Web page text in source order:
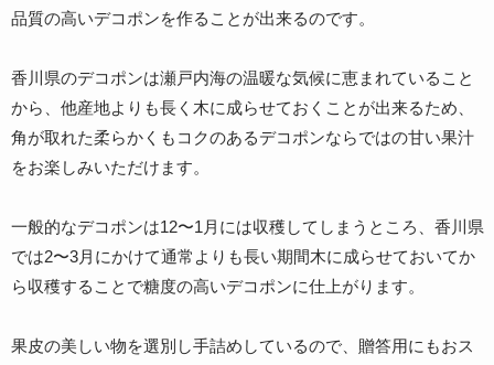
品質の高いデコポンを作ることが出来るのです。
香川県のデコポンは瀬戸内海の温暖な気候に恵まれていること
から、他産地よりも長く木に成らせておくことが出来るため、
角が取れた柔らかくもコクのあるデコポンならではの甘い果汁
をお楽しみいただけます。
一般的なデコポンは12〜1月には収穫してしまうところ、香川県
では2〜3月にかけて通常よりも長い期間木に成らせておいてか
ら収穫することで糖度の高いデコポンに仕上がります。
果皮の美しい物を選別し手詰めしているので、贈答用にもおス